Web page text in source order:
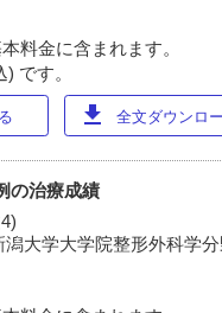
料金に含まれます。
です。
download 全文ダウンロ
の治療成績
大学大学院整形外科学